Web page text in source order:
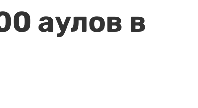
аулов в